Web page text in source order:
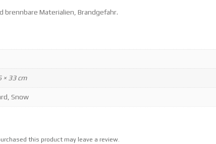
brennbare Materialien, Brandgefahr.
× 33 cm
Snow
this product may leave a review.